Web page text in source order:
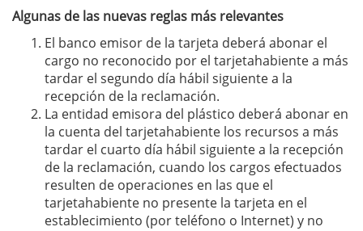
Algunas de las nuevas reglas más relevantes
El banco emisor de la tarjeta deberá abonar el
cargo no reconocido por el tarjetahabiente a más
tardar el segundo día hábil siguiente a la
recepción de la reclamación.
La entidad emisora del plástico deberá abonar en
la cuenta del tarjetahabiente los recursos a más
tardar el cuarto día hábil siguiente a la recepción
de la reclamación, cuando los cargos efectuados
resulten de operaciones en las que el
tarjetahabiente no presente la tarjeta en el
establecimiento (por teléfono o Internet) y no